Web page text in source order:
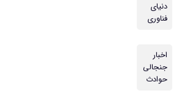
دنیای
فناوری
اخبار
جنجالی
حوادث